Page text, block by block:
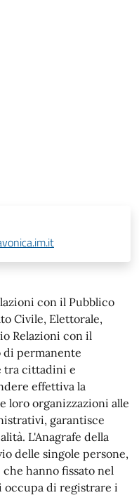
con il Pubblico
Civile, Elettorale,
Relazioni con il
di permanente
tra cittadini e
effettiva la
loro organizzazioni alle
garantisce
L'Anagrafe della
delle singole persone,
hanno fissato nel
occupa di registrare i